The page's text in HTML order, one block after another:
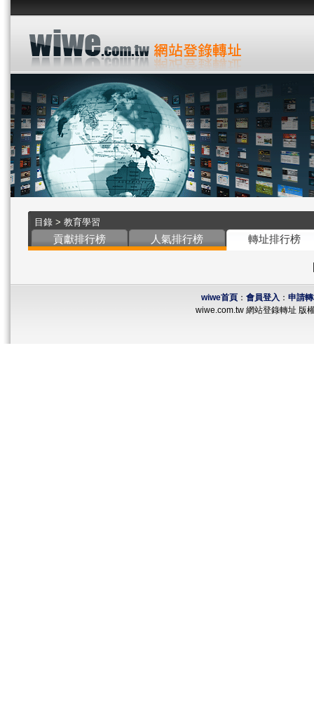
目錄 > 教育學習
貢獻排行榜 人氣排行榜 轉址排行榜
wiwe首頁： 會員登入 ： 申請
wiwe.com.tw 網站登錄轉址 版